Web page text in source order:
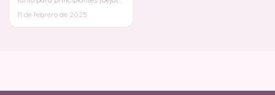
11 de febrero de 2025